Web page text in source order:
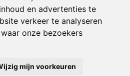
en advertenties te
verkeer te analyseren
onze bezoekers
mijn voorkeuren
Managersonline.nl|Brisk magazine